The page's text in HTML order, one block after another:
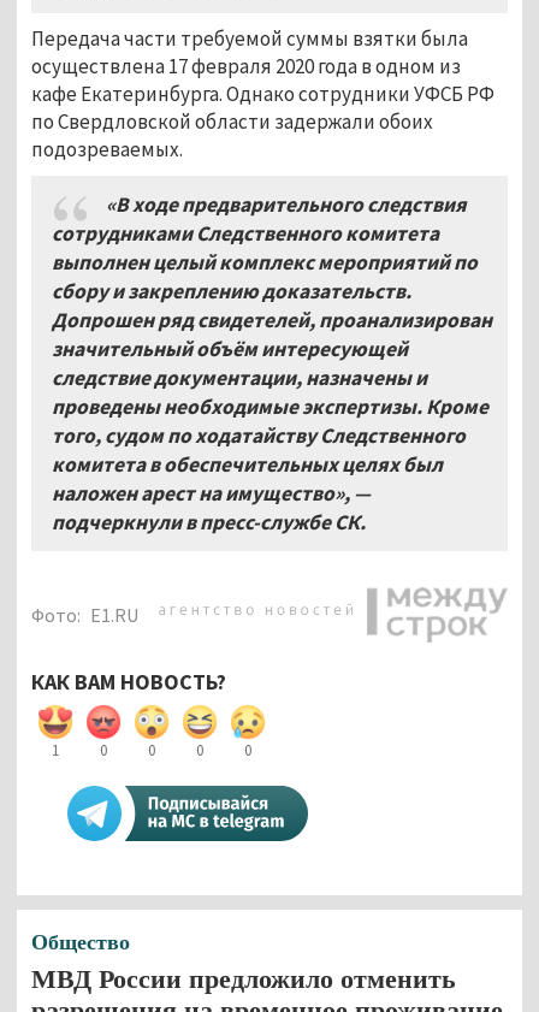
Передача части требуемой суммы взятки была
осуществлена 17 февраля 2020 года в одном из
кафе Екатеринбурга. Однако сотрудники УФСБ РФ
по Свердловской области задержали обоих
подозреваемых.
«В ходе предварительного следствия
сотрудниками Следственного комитета
выполнен целый комплекс мероприятий по
сбору и закреплению доказательств.
Допрошен ряд свидетелей, проанализирован
значительный объём интересующей
следствие документации, назначены и
проведены необходимые экспертизы. Кроме
того, судом по ходатайству Следственного
комитета в обеспечительных целях был
наложен арест на имущество», —
подчеркнули в пресс-службе СК.
Фото: Е1.RU
КАК ВАМ НОВОСТЬ?
1 0 0 0 0
Общество
МВД России предложило отменить